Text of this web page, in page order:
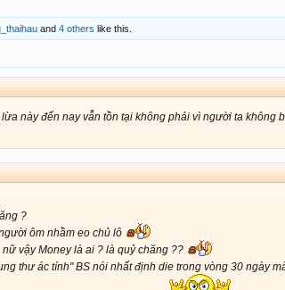
and 4 others like this.
này đến nay vẫn tồn tại không phải vì người ta
?
ôm nhầm eo chủ lô
vậy Money là ai ? là quỷ chăng ??
thư ác tính" BS nói nhất định die trong vòng 30 ngày